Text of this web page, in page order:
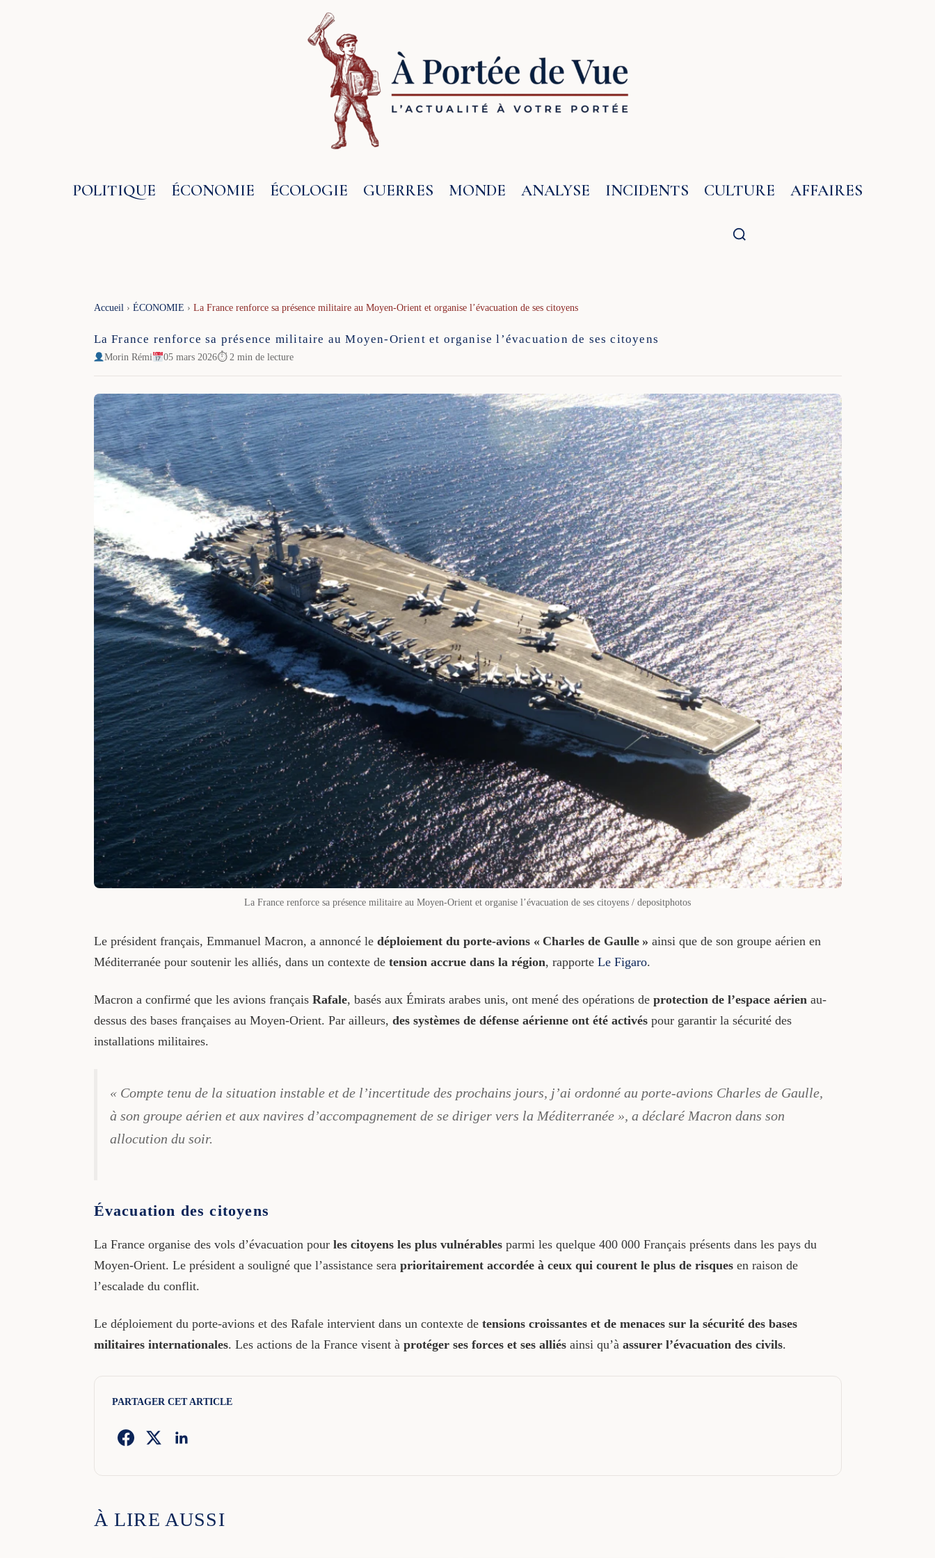
POLITIQUE ÉCONOMIE ÉCOLOGIE GUERRES MONDE ANALYSE INCIDENTS CULTURE AFFAIRES
Accueil › ÉCONOMIE › La France renforce sa présence militaire au Moyen-Orient et organise l’évacuation de ses citoyens
La France renforce sa présence militaire au Moyen-Orient et organise l’évacuation de ses citoyens
Morin Rémi 05 mars 2026⏱ 2 min de lecture
La France renforce sa présence militaire au Moyen-Orient et organise l’évacuation de ses citoyens / depositphotos
Le président français, Emmanuel Macron, a annoncé le déploiement du porte-avions « Charles de Gaulle » ainsi que de son groupe aérien en
Méditerranée pour soutenir les alliés, dans un contexte de tension accrue dans la région, rapporte Le Figaro.
Macron a confirmé que les avions français Rafale, basés aux Émirats arabes unis, ont mené des opérations de protection de l’espace aérien au-
dessus des bases françaises au Moyen-Orient. Par ailleurs, des systèmes de défense aérienne ont été activéspour garantir la sécurité des
installations militaires.
« Compte tenu de la situation instable et de l’incertitude des prochains jours, j’ai ordonné au porte-avions Charles de Gaulle,
à son groupe aérien et aux navires d’accompagnement de se diriger vers la Méditerranée », a déclaré Macron dans son
allocution du soir.
Évacuation des citoyens
La France organise des vols d’évacuation pour les citoyens les plus vulnérablesparmi les quelque 400 000 Français présents dans les pays du
Moyen-Orient. Le président a souligné que l’assistance sera prioritairement accordée à ceux qui courent le plus de risquesen raison de
l’escalade du conflit.
Le déploiement du porte-avions et des Rafale intervient dans un contexte de tensions croissantes et de menaces sur la sécurité des bases
militaires internationales. Les actions de la France visent à protéger ses forces et ses alliésainsi qu’à assurer l’évacuation des civils.
PARTAGER CET ARTICLE
À LIRE AUSSI